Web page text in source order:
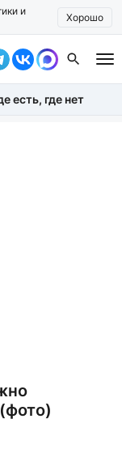
и
Хорошо
есть, где нет